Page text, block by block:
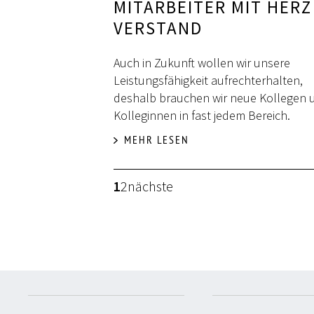
MITARBEITER MIT
VERSTAND
Auch in Zukunft wollen wir unsere
Leistungsfähigkeit aufrechterhalten,
deshalb brauchen wir neue Kollegen
Kolleginnen in fast jedem Bereich.
MEHR LESEN
12nächste